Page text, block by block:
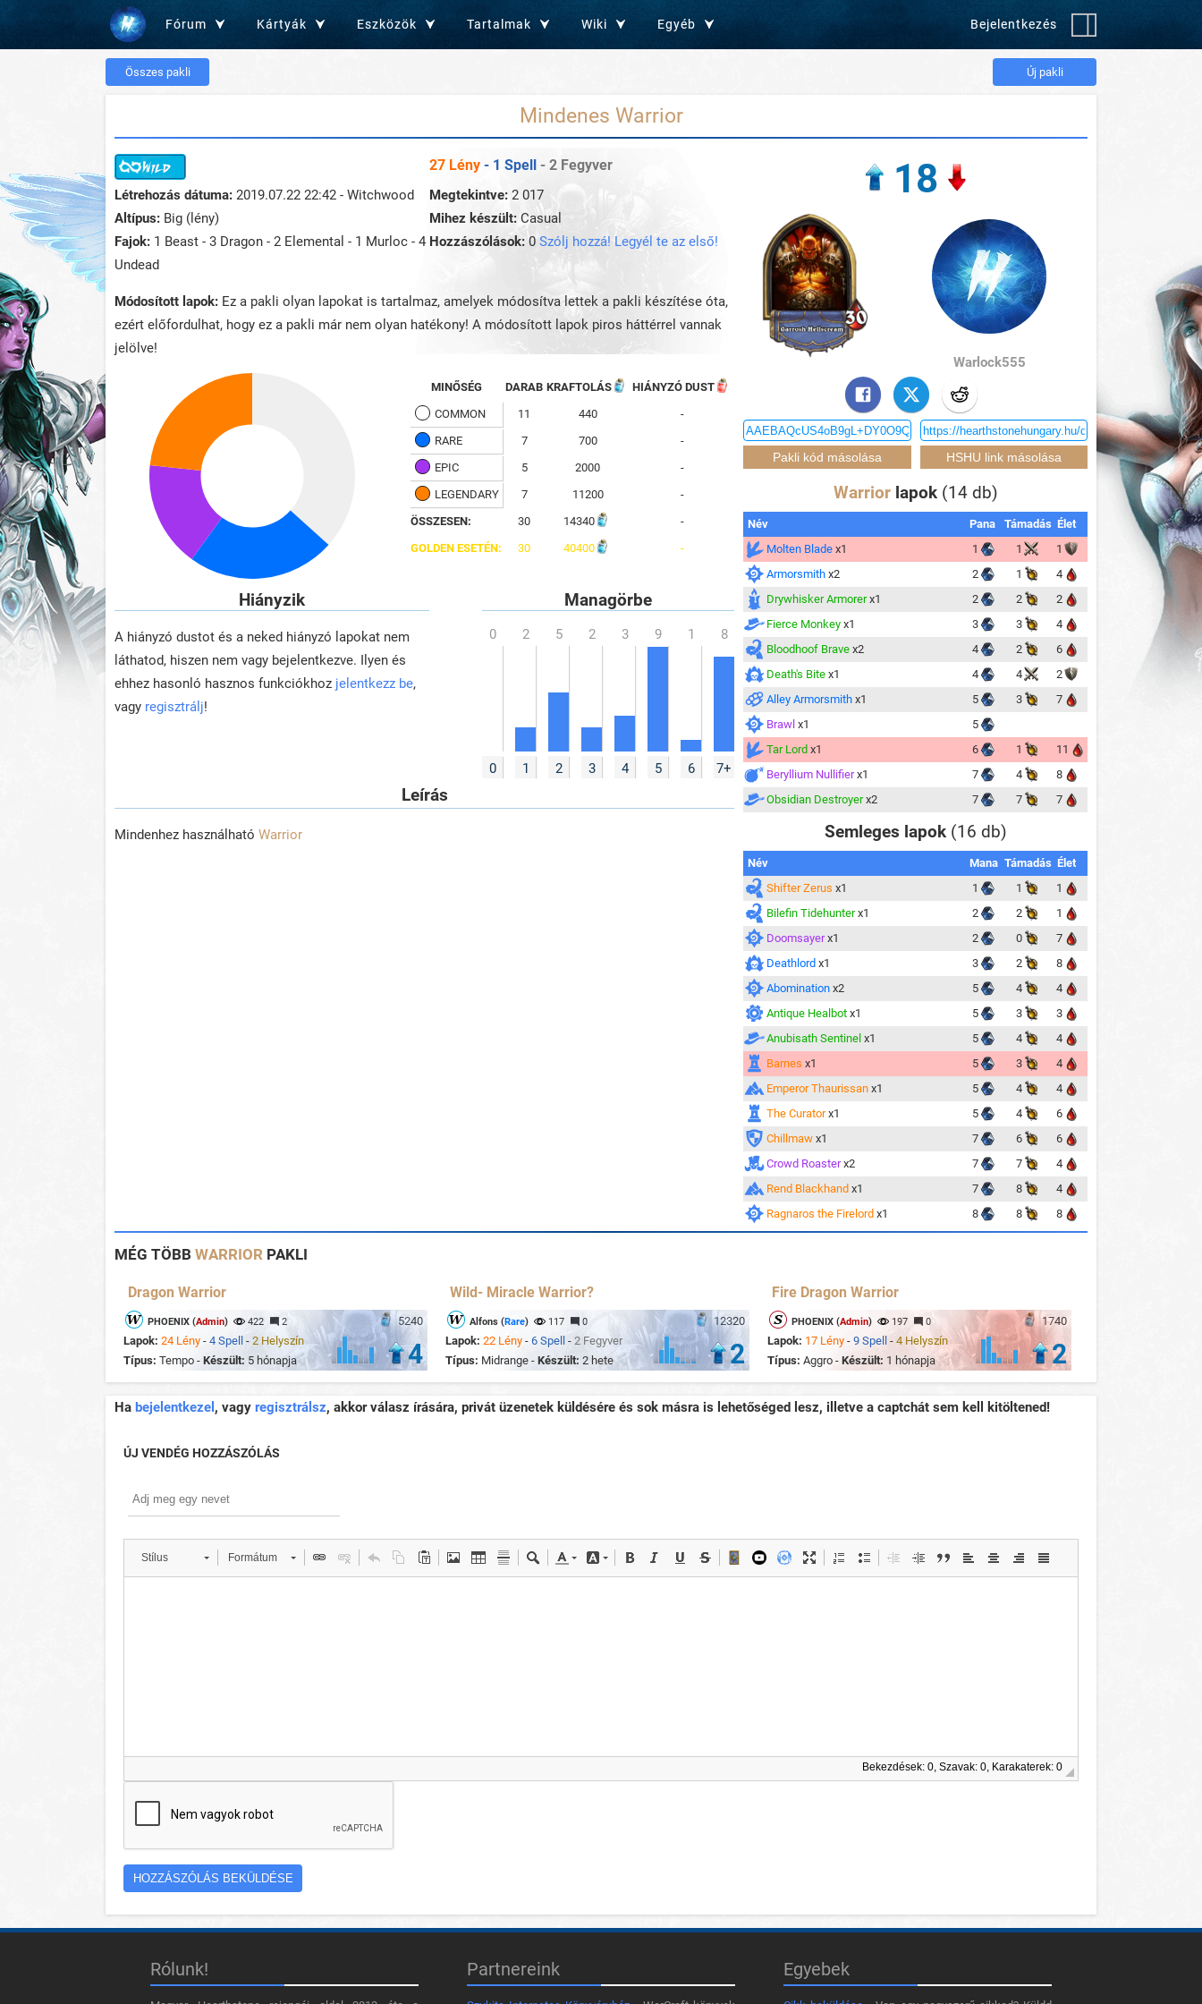
Fórum Kártyák Eszközök Tartalmak Wiki Egyéb Bejelentkezés
Összes pakli Új pakli
Mindenes Warrior
27 Lény - 1 Spell- 2 Fegyver
Létrehozás dátuma: 2019.07.22 22:42 - Witchwood Megtekintve:2 017
Altípus: Big (lény) Mihez készült:Casual
Fajok: 1 Beast - 3 Dragon - 2 Elemental - 1 Murloc - 4
Undead
Hozzászólások:0 Szólj hozzá! Legyél te az első!
Módosított lapok: Ez a pakli olyan lapokat is tartalmaz, amelyek módosítva lettek a pakli készítése óta,
ezért előfordulhat, hogy ez a pakli már nem olyan hatékony! A módosított lapok piros háttérrel vannak
jelölve!
MINŐSÉG DARAB KRAFTOLÁS
HIÁNYZÓ DUST
COMMON
11 440
-
RARE
7 700
-
EPIC
5 2000
-
LEGENDARY
7 11200
-
ÖSSZESEN:
30 14340
-
GOLDEN ESETÉN:
30 40400 -
Hiányzik
A hiányzó dustot és a neked hiányzó lapokat nem
láthatod, hiszen nem vagy bejelentkezve. Ilyen és
ehhez hasonló hasznos funkciókhoz jelentkezz be,
vagy regisztrálj!
Managörbe
0 1 2 3 4 5 6 7+
Leírás
Mindenhez használható Warrior
18
Warlock555
Warriorlapok (14 db)
Név Pana Támadás Élet
Molten Blade x1 1 1
1
Armorsmith x2 2 1
4
Drywhisker Armorer x1 2 2
2
Fierce Monkey x1 3 3
4
Bloodhoof Brave x2 4 2
6
Death's Bite x1 4 4
2
Alley Armorsmith x1 5 3
7
Brawl x1
5
Tar Lord x1 6 1
11
Beryllium Nullifier x1 7 4
8
Obsidian Destroyer x2 7 7 7
Semleges lapok (16 db)
Név Mana Támadás Élet
Shifter Zerus x1 1 1
1
Bilefin Tidehunter x1 2 2
1
Doomsayer x1 2 0
7
Deathlord x1 3 2
8
Abomination x2 5 4
4
Antique Healbot x1 5 3
3
Anubisath Sentinel x1 5 4
4
Barnes x1 5 3
4
Emperor Thaurissan x1 5 4
4
The Curator x1 5 4
6
Chillmaw x1 7 6
6
Crowd Roaster x2 7 7
4
Rend Blackhand x1 7 8
4
Ragnaros the Firelord x1 8 8 8
MÉG TÖBB WARRIOR PAKLI
Dragon Warrior
5240
PHOENIX (Admin) 422 2
Lapok: 24 Lény - 4 Spell - 2 Helyszín
Típus: Tempo - Készült: 5 hónapja 4
Wild- Miracle Warrior?
12320
Alfons (Rare) 117 0
Lapok: 22 Lény - 6 Spell - 2 Fegyver
Típus: Midrange - Készült: 2 hete 2
Fire Dragon Warrior
1740
PHOENIX (Admin) 197 0
Lapok: 17 Lény - 9 Spell - 4 Helyszín
Típus: Aggro - Készült: 1 hónapja 2
Ha bejelentkezel , vagy regisztrálsz, akkor válasz írására, privát üzenetek küldésére és sok másra is lehetőséged lesz, illetve a captchát sem kell kitöltened!
ÚJ VENDÉG HOZZÁSZÓLÁS
Stílus Formátum
Bekezdések: 0, Szavak: 0, Karakaterek: 0
Rólunk! Partnereink Egyebek